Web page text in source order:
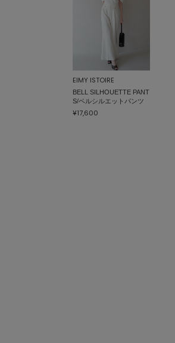
EIMY ISTOIRE
BELL SILHOUETTE PANT
S/ベルシルエットパンツ
¥17,600